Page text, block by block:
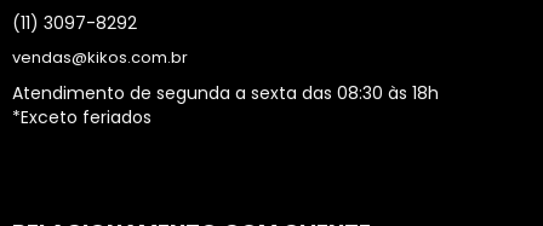
(11) 3097-8292
vendas@kikos.com.br
Atendimento de segunda a sexta das 08:30 às 18h
*Exceto feriados